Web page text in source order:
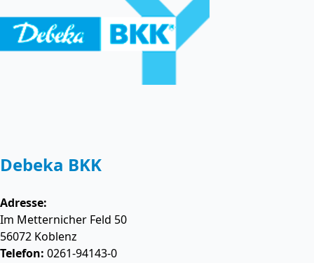
Debeka BKK
Adresse:
Im Metternicher Feld 50
56072 Koblenz
Telefon: 0261-94143-0